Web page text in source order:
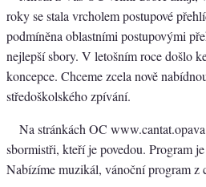
roky se stala vrcholem postupové
podmíněna oblastními postupovými
nejlepší sbory. V letošním roce došlo
koncepce. Chceme zcela nově
středoškolského zpívání.
Na stránkách OC
sbormistři, kteří je povedou. Program
Nabízíme muzikál, vánoční program z